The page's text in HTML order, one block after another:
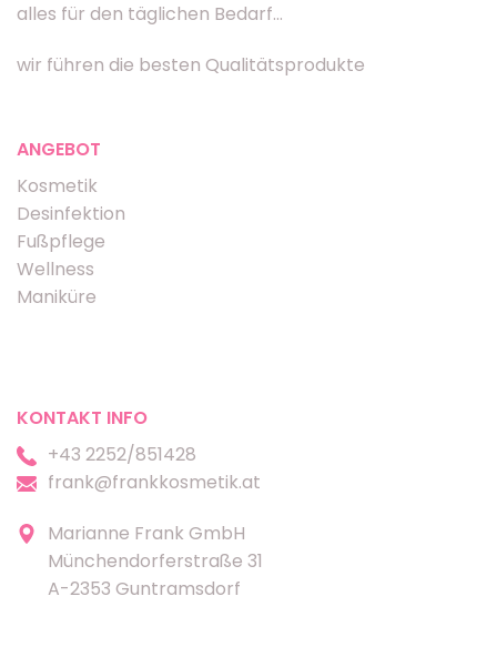
alles für den täglichen Bedarf...
wir führen die besten Qualitätsprodukte
ANGEBOT
Kosmetik
Desinfektion
Fußpflege
Wellness
Maniküre
KONTAKT INFO
+43 2252/851428
frank@frankkosmetik.at
Marianne Frank GmbH
Münchendorferstraße 31
A-2353 Guntramsdorf